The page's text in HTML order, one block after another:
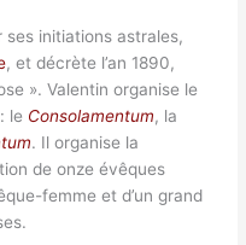
ses initiations astrales,
, et décrète l’an 1890,
». Valentin organise le
le Consolamentum, la
. Il organise la
de onze évêques
femme et d’un grand